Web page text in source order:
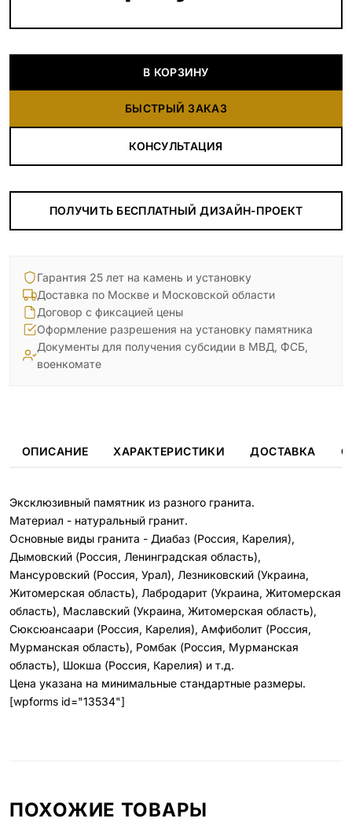
В КОРЗИНУ
БЫСТРЫЙ ЗАКАЗ
КОНСУЛЬТАЦИЯ
ПОЛУЧИТЬ БЕСПЛАТНЫЙ ДИЗАЙН-ПРОЕКТ
Гарантия 25 лет на камень и установку
Доставка по Москве и Московской области
Договор с фиксацией цены
Оформление разрешения на установку памятника
Документы для получения субсидии в МВД, ФСБ,
военкомате
ОПИСАНИЕ ХАРАКТЕРИСТИКИ ДОСТАВКА
Эксклюзивный памятник из разного гранита.
Материал - натуральный гранит.
Основные виды гранита - Диабаз (Россия, Карелия),
Дымовский (Россия, Ленинградская область),
Мансуровский (Россия, Урал), Лезниковский (Украина,
Житомерская область), Лабродарит (Украина, Житомерская
область), Маславский (Украина, Житомерская область),
Сюксюансаари (Россия, Карелия), Амфиболит (Россия,
Мурманская область), Ромбак (Россия, Мурманская
область), Шокша (Россия, Карелия) и т.д.
Цена указана на минимальные стандартные размеры.
[wpforms id="13534"]
ПОХОЖИЕ ТОВАРЫ